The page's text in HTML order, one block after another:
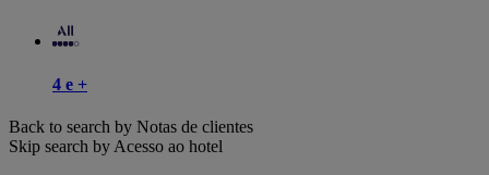
4 e +
Back to search by Notas de clientes
Skip search by Acesso ao hotel